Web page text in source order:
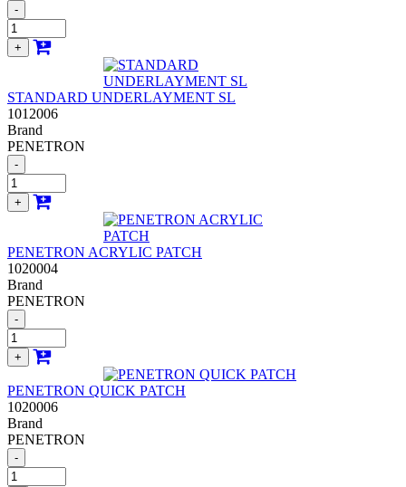
-
+
STANDARD UNDERLAYMENT SL
1012006
Brand
PENETRON
-
+
PENETRON ACRYLIC PATCH
1020004
Brand
PENETRON
-
+
PENETRON QUICK PATCH
1020006
Brand
PENETRON
-